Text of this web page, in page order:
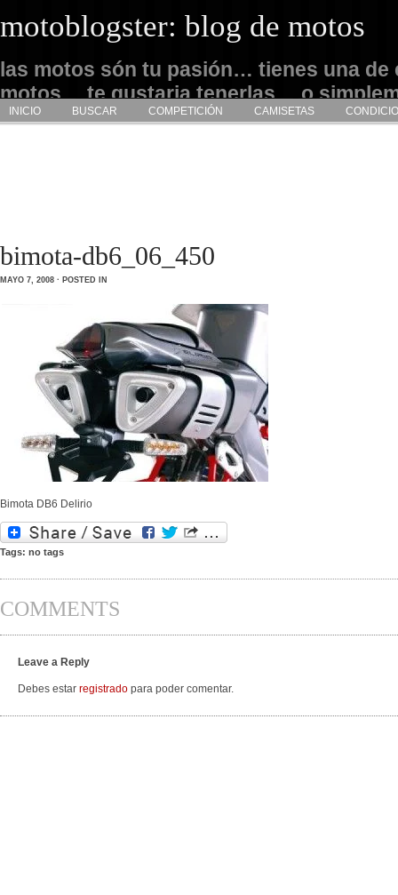
motoblogster: blog de motos
las motos són tu pasión… tienes una de
motos… te gustaria tenerlas… o
admirarlas… este es tu sitio
INICIO BUSCAR COMPETICIÓN CAMISETAS
bimota-db6_06_450
MAYO 7, 2008 · POSTED IN
Bimota DB6 Delirio
Tags: no tags
COMMENTS
Leave a Reply
Debes estar registrado para poder comentar.